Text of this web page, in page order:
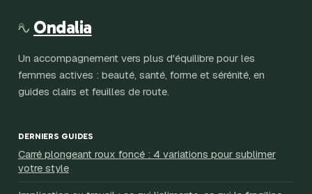
Ondalia
Un accompagnement vers plus d'équilibre pour les
femmes actives : beauté, santé, forme et sérénité, en
guides clairs et feuilles de route.
DERNIERS GUIDES
Carré plongeant roux foncé : 4 variations pour sublimer
votre style